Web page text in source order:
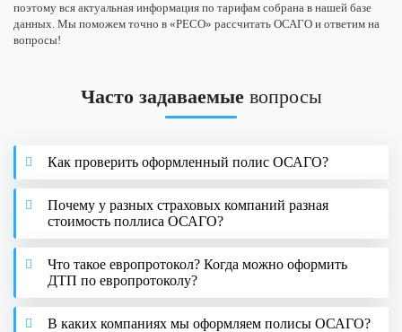
поэтому вся актуальная информация по тарифам собрана в нашей базе
данных. Мы поможем точно в «РЕСО» рассчитать ОСАГО и ответим на
вопросы!
Часто задаваемыевопросы
Как проверить оформленный полис ОСАГО?
Почему у разных страховых компаний разная
стоимость поллиса ОСАГО?
Что такое европротокол? Когда можно оформить
ДТП по европротоколу?
В каких компаниях мы оформляем полисы ОСАГО?